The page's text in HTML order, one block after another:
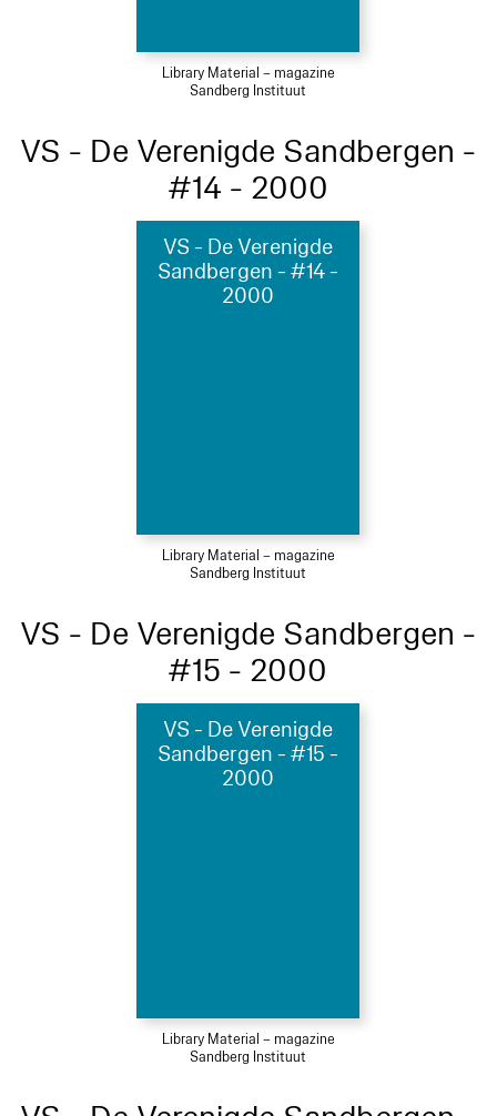
Library Material – magazine
Sandberg Instituut
VS - De Verenigde Sandbergen -
#14 - 2000
VS - De Verenigde
Sandbergen - #14 -
2000
Library Material – magazine
Sandberg Instituut
VS - De Verenigde Sandbergen -
#15 - 2000
VS - De Verenigde
Sandbergen - #15 -
2000
Library Material – magazine
Sandberg Instituut